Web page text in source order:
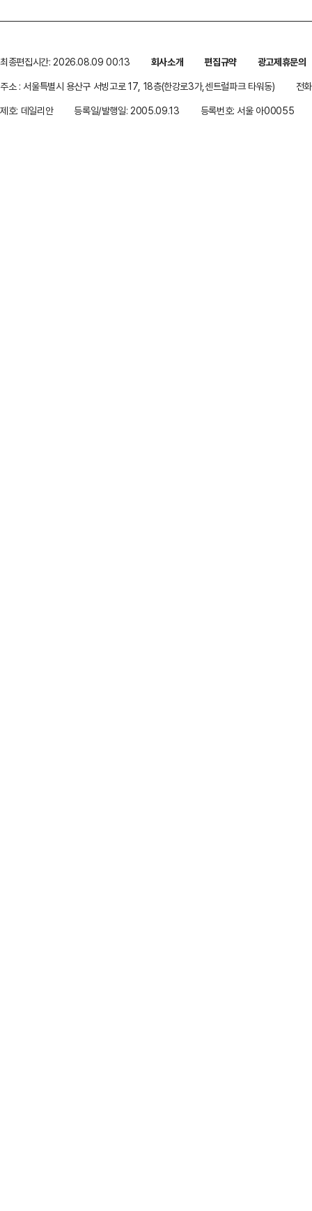
최종편집시간: 2026.08.09 00:13 회사소개 편집규약
광고제휴문의
주소 : 서울특별시 용산구 서빙고로 17, 18층(한강로3가,센트럴파크 타워동)
전
제호: 데일리안
등록일/발행일: 2005.09.13 등록번호: 서울 아00055